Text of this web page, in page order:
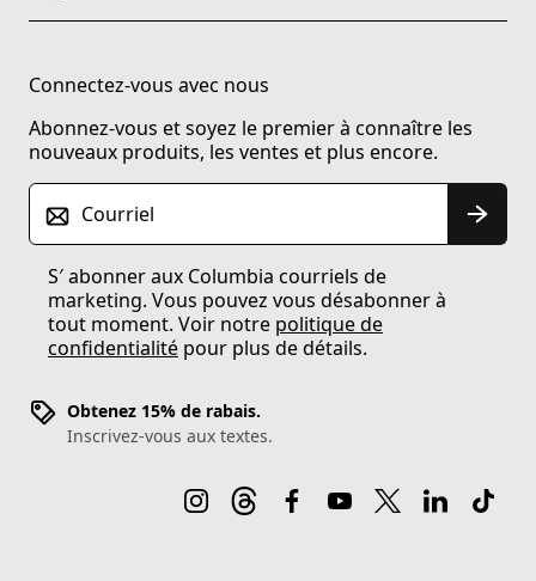
Connectez-vous avec nous
Abonnez-vous et soyez le premier à connaître les
nouveaux produits, les ventes et plus encore.
Courriel
S′ abonner aux Columbia courriels de
marketing. Vous pouvez vous désabonner à
tout moment. Voir notre politique de
confidentialité pour plus de détails.
Obtenez 15% de rabais.
Inscrivez-vous aux textes.